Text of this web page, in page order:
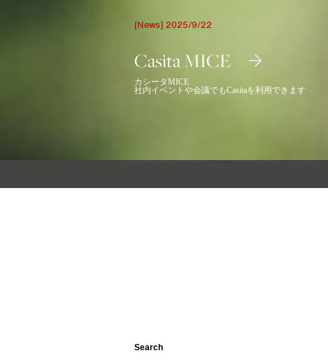
[News] 2025/9/22
Casita MICE
カシータMICE
社内イベントや会議でもCasitaを利用できます
Search